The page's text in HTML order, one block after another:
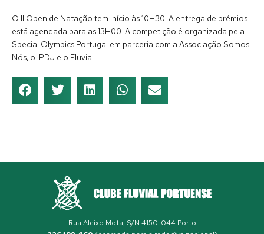
O II Open de Natação tem início às 10H30. A entrega de prémios
está agendada para as 13H00. A competição é organizada pela
Special Olympics Portugal em parceria com a Associação Somos
Nós, o IPDJ e o Fluvial.
Rua Aleixo Mota, S/N 4150-044 Porto